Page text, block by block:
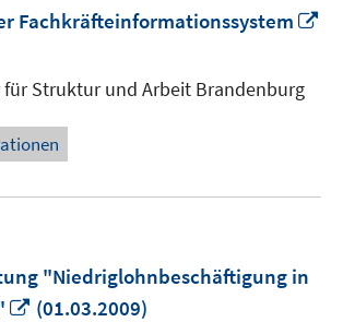
Fachkräfteinformationssystem
Struktur und Arbeit Brandenburg
"Niedriglohnbeschäftigung in
In
(01.03.2009)